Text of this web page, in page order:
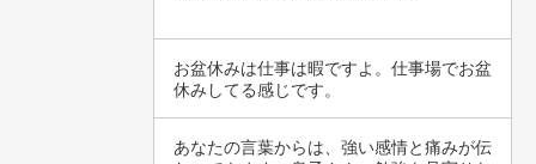
お盆休みは仕事は暇ですよ。仕事場でお盆
休みしてる感じです。
あなたの言葉からは、強い感情と痛みが伝